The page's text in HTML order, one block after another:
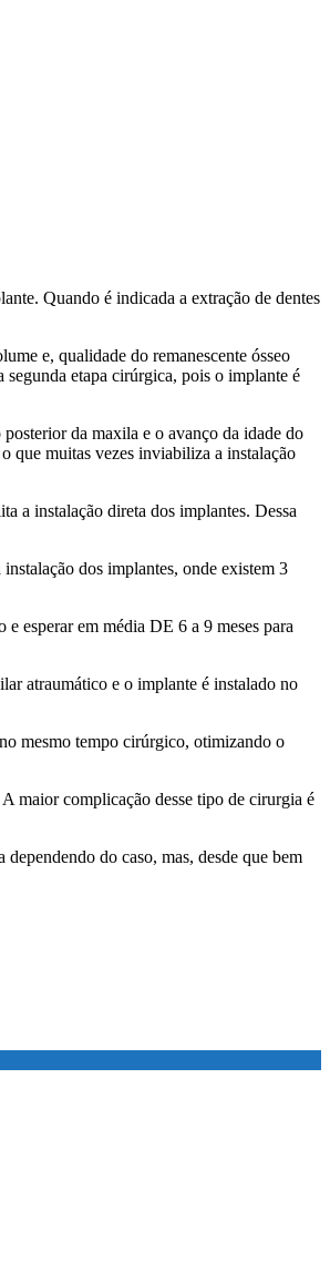
Quando é indicada a extração de dentes
e, qualidade do remanescente ósseo
etapa cirúrgica, pois o implante é
da maxila e o avanço da idade do
que muitas vezes inviabiliza a instalação
a instalação direta dos implantes. Dessa
dos implantes, onde existem 3
esperar em média DE 6 a 9 meses para
atraumático e o implante é instalado no
mesmo tempo cirúrgico, otimizando o
maior complicação desse tipo de cirurgia é
do caso, mas, desde que bem